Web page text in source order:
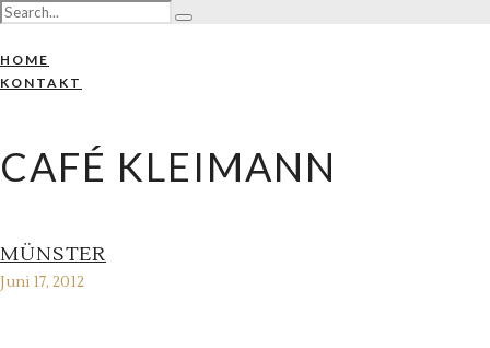
HOME
KONTAKT
CAFÉ KLEIMANN
MÜNSTER
Juni 17, 2012